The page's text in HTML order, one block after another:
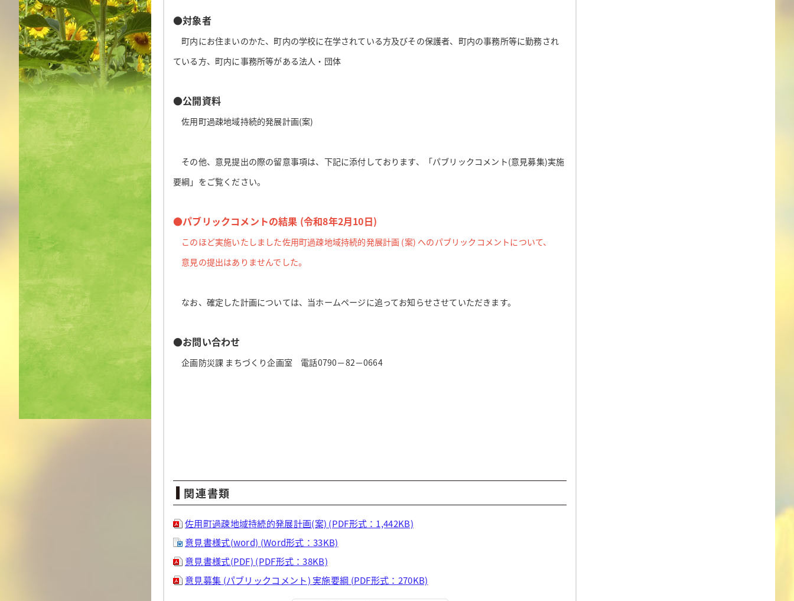
●対象者
町内にお住まいのかた、町内の学校に在学されている方及びその保護者、町内の事務所等に勤務され
ている方、町内に事務所等がある法人・団体
●公開資料
佐用町過疎地域持続的発展計画(案)
その他、意見提出の際の留意事項は、下記に添付しております、「パブリックコメント(意見募集)実施
要綱」をご覧ください。
●パブリックコメントの結果 (令和8年2月10日)
このほど実施いたしました佐用町過疎地域持続的発展計画 (案) へのパブリックコメントについて、
意見の提出はありませんでした。
なお、確定した計画については、当ホームページに追ってお知らせさせていただきます。
●お問い合わせ
企画防災課 まちづくり企画室 電話0790－82－0664
関連書類
佐用町過疎地域持続的発展計画(案) (PDF形式：1,442KB)
意見書様式(word) (Word形式：33KB)
意見書様式(PDF) (PDF形式：38KB)
意見募集 (パブリックコメント) 実施要綱 (PDF形式：270KB)